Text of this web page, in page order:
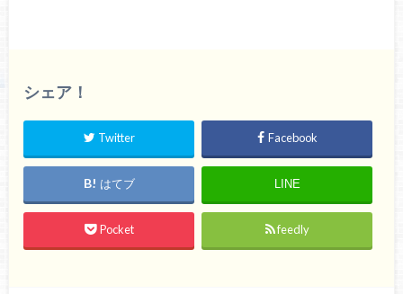
シェア！
Twitter Facebook
はてブ LINE
Pocket feedly